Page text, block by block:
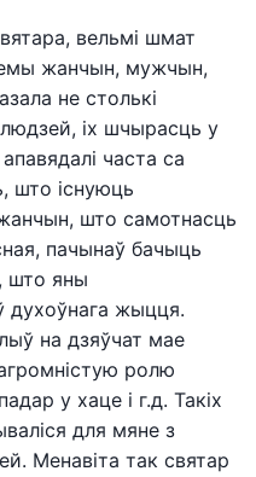
вельмі шмат
жанчын, мужчын,
не столькі
людзей, іх шчырасць у
часта са
што існуюць
што самотнасць
пачынаў бачыць
што яны
духоўнага жыцця.
на дзяўчат мае
ролю
у хаце і г.д. Такіх
для мяне з
Менавіта так святар